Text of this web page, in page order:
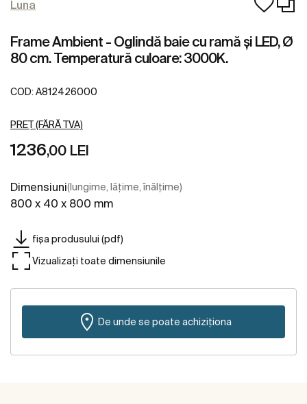
Luna
Frame Ambient - Oglindă baie cu ramă și LED, Ø
80 cm. Temperatură culoare: 3000K.
COD: A812426000
PREȚ (FĂRĂ TVA)
1236,00 LEI
Dimensiuni(lungime, lățime, înălțime)
800 x 40 x 800 mm
fișa produsului (pdf)
Vizualizați toate dimensiunile
De unde se poate achiziționa